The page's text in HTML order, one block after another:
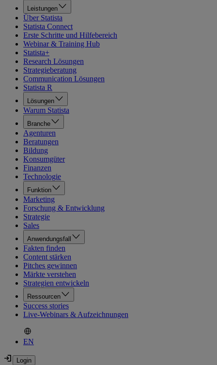
Leistungen
Über Statista
Statista Connect
Erste Schritte und Hilfebereich
Webinar & Training Hub
Statista+
Research Lösungen
Strategieberatung
Communication Lösungen
Statista R
Lösungen
Warum Statista
Branche
Agenturen
Beratungen
Bildung
Konsumgüter
Finanzen
Technologie
Funktion
Marketing
Forschung & Entwicklung
Strategie
Sales
Anwendungsfall
Fakten finden
Content stärken
Pitches gewinnen
Märkte verstehen
Strategien entwickeln
Ressourcen
Success stories
Live-Webinars & Aufzeichnungen
EN